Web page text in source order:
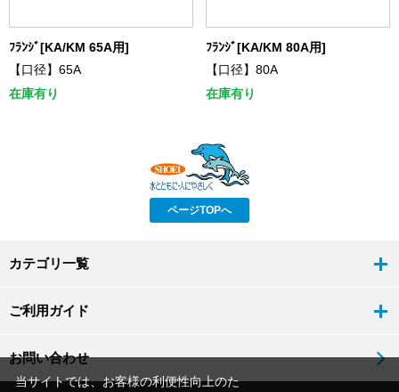
ﾌﾗﾝｼﾞ[KA/KM 65A用]
【口径】65A
在庫有り
ﾌﾗﾝｼﾞ[KA/KM 80A用]
【口径】80A
在庫有り
ページTOPへ
カテゴリ一覧
ご利用ガイド
お問い合わせ
当サイトでは、お客様の利便性向上のた